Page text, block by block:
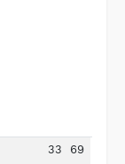
33 69